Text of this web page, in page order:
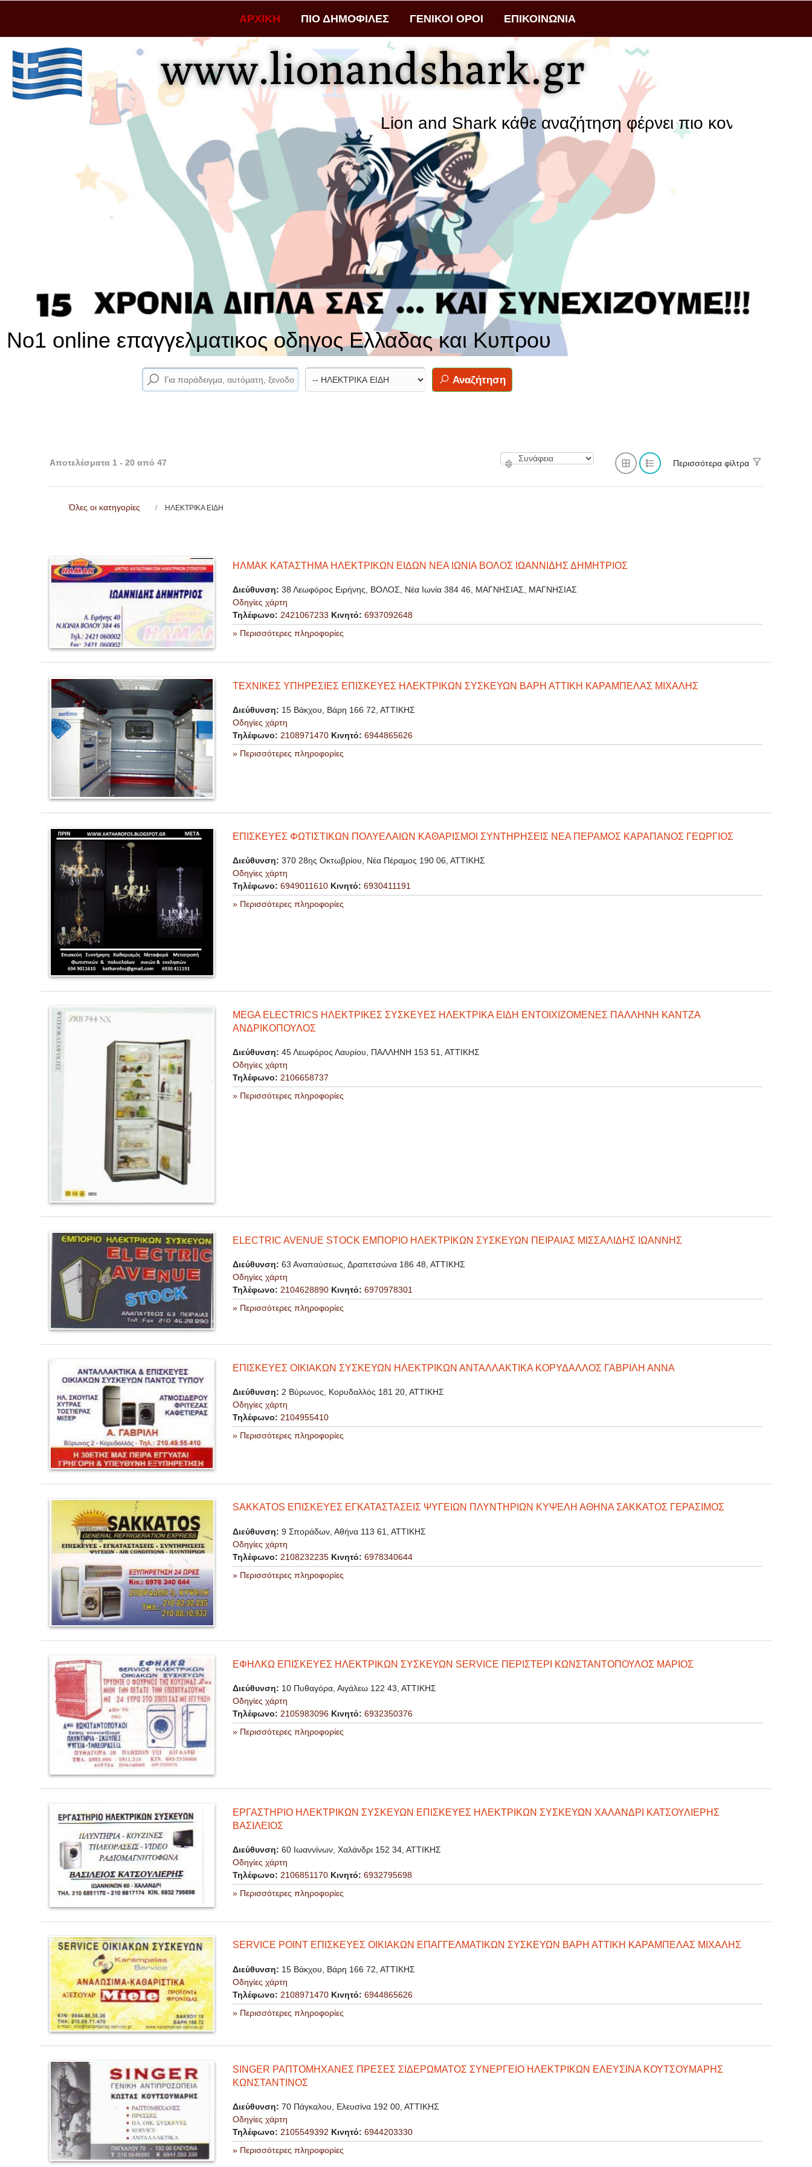
ΑΡΧΙΚΗ ΠΙΟ ΔΗΜΟΦΙΛΕΣ ΓΕΝΙΚΟΙ ΟΡΟΙ ΕΠΙΚΟΙΝΩΝΙΑ
No1 online επαγγελματικος οδηγος Ελλαδας και Κυπρου
www.lionandshark.gr
Lion and Shark κάθε αναζήτηση φέρνει πιο κοντά μια επιχείρηση με
Αναζήτηση
Αποτελέσματα 1 - 20 από 47 Περισσότερα φίλτρα
Όλες οι κατηγορίες ΗΛΕΚΤΡΙΚΑ ΕΙΔΗ
ΗΛΜΑΚ ΚΑΤΑΣΤΗΜΑ ΗΛΕΚΤΡΙΚΩΝ ΕΙΔΩΝ ΝΕΑ ΙΩΝΙΑ ΒΟΛΟΣ ΙΩΑΝΝΙΔΗΣ ΔΗΜΗΤΡΙΟΣ
Διεύθυνση: 38 Λεωφόρος Ειρήνης, ΒΟΛΟΣ, Νέα Ιωνία 384 46, ΜΑΓΝΗΣΙΑΣ, ΜΑΓΝΗΣΙΑΣ
Οδηγίες χάρτη
Τηλέφωνο: 2421067233 Κινητό: 6937092648
» Περισσότερες πληροφορίες
ΤΕΧΝΙΚΕΣ ΥΠΗΡΕΣΙΕΣ ΕΠΙΣΚΕΥΕΣ ΗΛΕΚΤΡΙΚΩΝ ΣΥΣΚΕΥΩΝ ΒΑΡΗ ΑΤΤΙΚΗ ΚΑΡΑΜΠΕΛΑΣ ΜΙΧΑΛΗΣ
Διεύθυνση: 15 Βάκχου, Βάρη 166 72, ΑΤΤΙΚΗΣ
Οδηγίες χάρτη
Τηλέφωνο: 2108971470 Κινητό: 6944865626
» Περισσότερες πληροφορίες
ΕΠΙΣΚΕΥΕΣ ΦΩΤΙΣΤΙΚΩΝ ΠΟΛΥΕΛΑΙΩΝ ΚΑΘΑΡΙΣΜΟΙ ΣΥΝΤΗΡΗΣΕΙΣ ΝΕΑ ΠΕΡΑΜΟΣ ΚΑΡΑΠΑΝΟΣ ΓΕΩΡΓΙΟΣ
Διεύθυνση: 370 28ης Οκτωβρίου, Νέα Πέραμος 190 06, ΑΤΤΙΚΗΣ
Οδηγίες χάρτη
Τηλέφωνο: 6949011610 Κινητό: 6930411191
» Περισσότερες πληροφορίες
MEGA ELECTRICS ΗΛΕΚΤΡΙΚΕΣ ΣΥΣΚΕΥΕΣ ΗΛΕΚΤΡΙΚΑ ΕΙΔΗ ΕΝΤΟΙΧΙΖΟΜΕΝΕΣ ΠΑΛΛΗΝΗ ΚΑΝΤΖΑ
ΑΝΔΡΙΚΟΠΟΥΛΟΣ
Διεύθυνση: 45 Λεωφόρος Λαυρίου, ΠΑΛΛΗΝΗ 153 51, ΑΤΤΙΚΗΣ
Οδηγίες χάρτη
Τηλέφωνο: 2106658737
» Περισσότερες πληροφορίες
ELECTRIC AVENUE STOCK ΕΜΠΟΡΙΟ ΗΛΕΚΤΡΙΚΩΝ ΣΥΣΚΕΥΩΝ ΠΕΙΡΑΙΑΣ ΜΙΣΣΑΛΙΔΗΣ ΙΩΑΝΝΗΣ
Διεύθυνση: 63 Αναπαύσεως, Δραπετσώνα 186 48, ΑΤΤΙΚΗΣ
Οδηγίες χάρτη
Τηλέφωνο: 2104628890 Κινητό: 6970978301
» Περισσότερες πληροφορίες
ΕΠΙΣΚΕΥΕΣ ΟΙΚΙΑΚΩΝ ΣΥΣΚΕΥΩΝ ΗΛΕΚΤΡΙΚΩΝ ΑΝΤΑΛΛΑΚΤΙΚΑ ΚΟΡΥΔΑΛΛΟΣ ΓΑΒΡΙΛΗ ΑΝΝΑ
Διεύθυνση: 2 Βύρωνος, Κορυδαλλός 181 20, ΑΤΤΙΚΗΣ
Οδηγίες χάρτη
Τηλέφωνο: 2104955410
» Περισσότερες πληροφορίες
SAKKATOS ΕΠΙΣΚΕΥΕΣ ΕΓΚΑΤΑΣΤΑΣΕΙΣ ΨΥΓΕΙΩΝ ΠΛΥΝΤΗΡΙΩΝ ΚΥΨΕΛΗ ΑΘΗΝΑ ΣΑΚΚΑΤΟΣ ΓΕΡΑΣΙΜΟΣ
Διεύθυνση: 9 Σποράδων, Αθήνα 113 61, ΑΤΤΙΚΗΣ
Οδηγίες χάρτη
Τηλέφωνο: 2108232235 Κινητό: 6978340644
» Περισσότερες πληροφορίες
ΕΦΗΛΚΩ ΕΠΙΣΚΕΥΕΣ ΗΛΕΚΤΡΙΚΩΝ ΣΥΣΚΕΥΩΝ SERVICE ΠΕΡΙΣΤΕΡΙ ΚΩΝΣΤΑΝΤΟΠΟΥΛΟΣ ΜΑΡΙΟΣ
Διεύθυνση: 10 Πυθαγόρα, Αιγάλεω 122 43, ΑΤΤΙΚΗΣ
Οδηγίες χάρτη
Τηλέφωνο: 2105983096 Κινητό: 6932350376
» Περισσότερες πληροφορίες
ΕΡΓΑΣΤΗΡΙΟ ΗΛΕΚΤΡΙΚΩΝ ΣΥΣΚΕΥΩΝ ΕΠΙΣΚΕΥΕΣ ΗΛΕΚΤΡΙΚΩΝ ΣΥΣΚΕΥΩΝ ΧΑΛΑΝΔΡΙ ΚΑΤΣΟΥΛΙΕΡΗΣ
ΒΑΣΙΛΕΙΟΣ
Διεύθυνση: 60 Ιωαννίνων, Χαλάνδρι 152 34, ΑΤΤΙΚΗΣ
Οδηγίες χάρτη
Τηλέφωνο: 2106851170 Κινητό: 6932795698
» Περισσότερες πληροφορίες
SERVICE POINT ΕΠΙΣΚΕΥΕΣ ΟΙΚΙΑΚΩΝ ΕΠΑΓΓΕΛΜΑΤΙΚΩΝ ΣΥΣΚΕΥΩΝ ΒΑΡΗ ΑΤΤΙΚΗ ΚΑΡΑΜΠΕΛΑΣ ΜΙΧΑΛΗΣ
Διεύθυνση: 15 Βάκχου, Βάρη 166 72, ΑΤΤΙΚΗΣ
Οδηγίες χάρτη
Τηλέφωνο: 2108971470 Κινητό: 6944865626
» Περισσότερες πληροφορίες
SINGER ΡΑΠΤΟΜΗΧΑΝΕΣ ΠΡΕΣΕΣ ΣΙΔΕΡΩΜΑΤΟΣ ΣΥΝΕΡΓΕΙΟ ΗΛΕΚΤΡΙΚΩΝ ΕΛΕΥΣΙΝΑ ΚΟΥΤΣΟΥΜΑΡΗΣ
ΚΩΝΣΤΑΝΤΙΝΟΣ
Διεύθυνση: 70 Πάγκαλου, Ελευσίνα 192 00, ΑΤΤΙΚΗΣ
Οδηγίες χάρτη
Τηλέφωνο: 2105549392 Κινητό: 6944203330
» Περισσότερες πληροφορίες